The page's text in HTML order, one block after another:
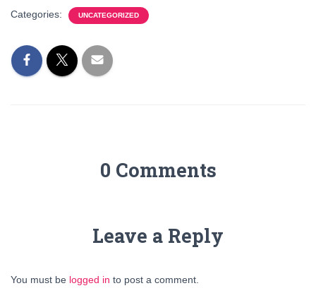
Categories: UNCATEGORIZED
0 Comments
Leave a Reply
You must be logged in to post a comment.